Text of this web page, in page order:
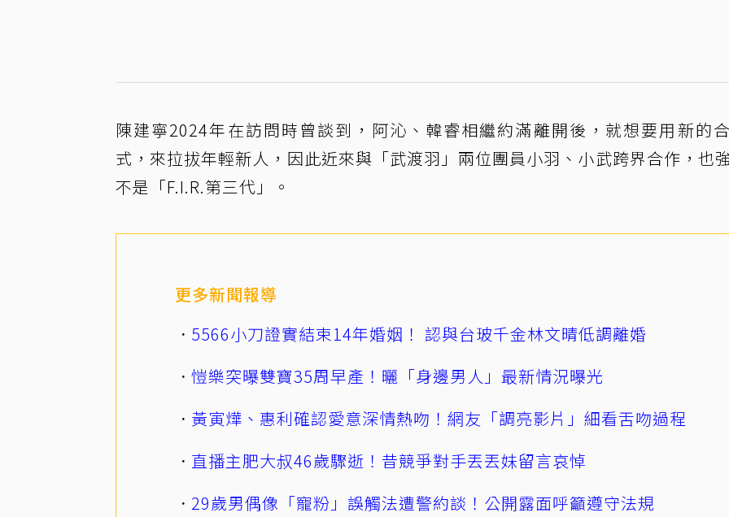
陳建寧2024年在訪問時曾談到，阿沁、韓睿相繼約滿離開後，就想要用新的
式，來拉拔年輕新人，因此近來與「武渡羽」兩位團員小羽、小武跨界合作，也
不是「F.I.R.第三代」。
更多新聞報導
5566小刀證實結束14年婚姻！ 認與台玻千金林文晴低調離婚
愷樂突曝雙寶35周早產！曬「身邊男人」最新情況曝光
黃寅燁、惠利確認愛意深情熱吻！網友「調亮影片」細看舌吻過程
直播主肥大叔46歲驟逝！昔競爭對手丟丟妹留言哀悼
29歲男偶像「寵粉」誤觸法遭警約談！公開露面呼籲遵守法規